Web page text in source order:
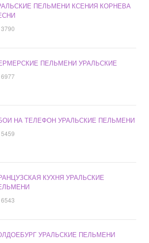
ПЕЛЬМЕНИ КСЕНИЯ КОРНЕВА
3790
ПЕЛЬМЕНИ УРАЛЬСКИЕ
6977
НА ТЕЛЕФОН УРАЛЬСКИЕ ПЕЛЬМЕНИ
5459
КУХНЯ УРАЛЬСКИЕ
6543
УРАЛЬСКИЕ ПЕЛЬМЕНИ